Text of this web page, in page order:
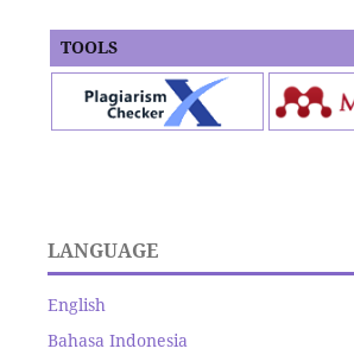
TOOLS
LANGUAGE
English
Bahasa Indonesia